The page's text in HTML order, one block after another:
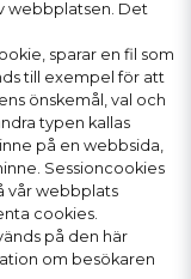
webbplatsen. Det
sparar en fil som
till exempel för att
önskemål, val och
typen kallas
på en webbsida,
Sessioncookies
vår webbplats
cookies.
på den här
om besökaren